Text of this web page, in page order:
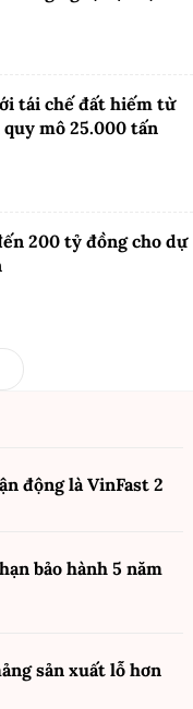
tái chế đất hiếm từ
mô 25.000 tấn
200 tỷ đồng cho dự
động là VinFast 2
bảo hành 5 năm
sản xuất lỗ hơn